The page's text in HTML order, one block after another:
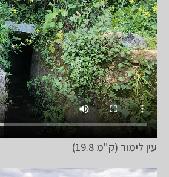
עין לימור (ק"מ 19.8)